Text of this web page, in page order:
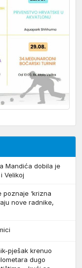
Mandića dobila je
Velikoj
poznaje ‘krizna
nove radnike,
pješak krenuo
dugo